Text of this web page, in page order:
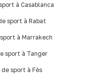
à Casablanca
sport à Rabat
à Marrakech
sport à Tanger
sport à Fès